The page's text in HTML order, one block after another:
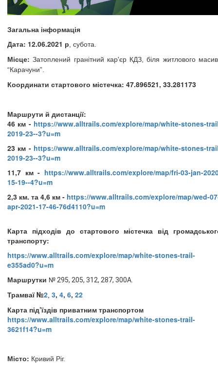
Загальна інформація
Дата: 12.06.2021 р , субота.
Місце: Затоплений гранітний кар'єр КДЗ, біля житлового
“Карачуни”.
Координати стартового містечка: 47.896521, 33.281173
Маршрути й дистанції:
46 км - https://www.alltrails.com/explore/map/white-stones-
2019-23--3?u=m
23 км - https://www.alltrails.com/explore/map/white-stones-
2019-23--3?u=m
11,7 км - https://www.alltrails.com/explore/map/fri-03-jan-
15-19--4?u=m
2,3 км. та 4,6 км - https://www.alltrails.com/explore/map/wed-
apr-2021-17-46-76d4110?u=m
Карта підходів до стартового містечка від
транспорту:
https://www.alltrails.com/explore/map/white-stones-trail-
e355ad0?u=m
Маршрутки № 295, 205, 312, 287, 300А.
Трамваї №2 3, 4, 6, 22
Карта під’їздів приватним транспортом
https://www.alltrails.com/explore/map/white-stones-trail-
3621f14?u=m
Місто: Кривий Ріг.